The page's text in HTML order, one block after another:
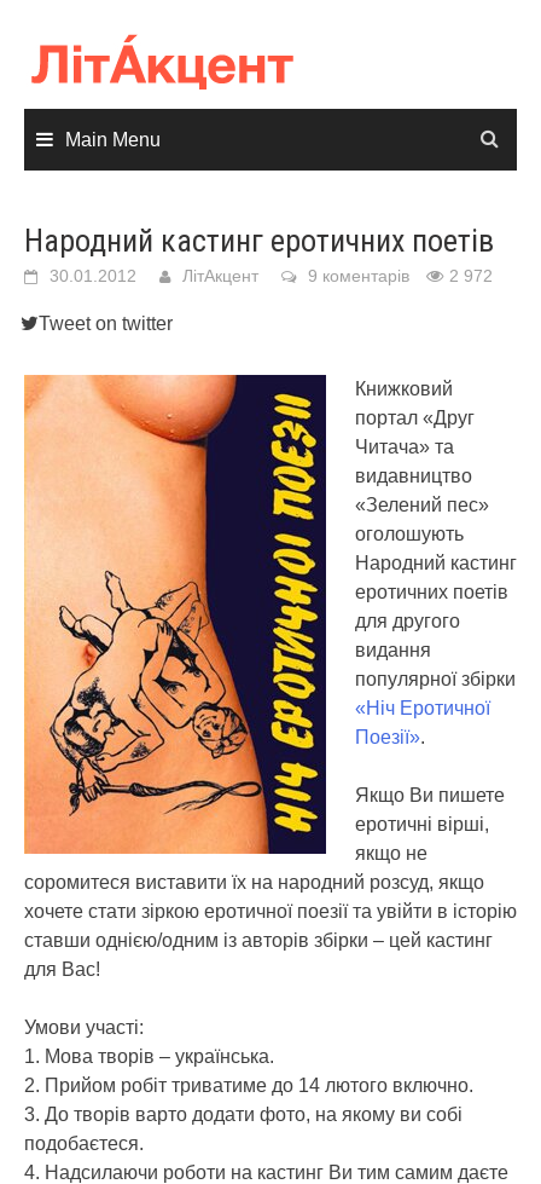
content
Main Menu
Народний кастинг еротичних поетів
30.01.2012 ЛітАкцент 9 коментарів 2 972
Tweet on twitter
Книжковий
портал «Друг
Читача» та
видавництво
«Зелений пес»
оголошують
Народний кастинг
еротичних поетів
для другого
видання
популярної збірки
«Ніч Еротичної
Поезії».
Якщо Ви пишете
еротичні вірші,
якщо не
соромитеся виставити їх на народний розсуд, якщо
хочете стати зіркою еротичної поезії та увійти в історію
ставши однією/одним із авторів збірки – цей кастинг
для Вас!
Умови участі:
1. Мова творів – українська.
2. Прийом робіт триватиме до 14 лютого включно.
3. До творів варто додати фото, на якому ви собі
подобаєтеся.
4. Надсилаючи роботи на кастинг Ви тим самим даєте